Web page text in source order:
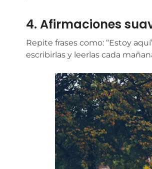
4. Afirmaciones
Repite frases como: “Estoy
escribirlas y leerlas cada